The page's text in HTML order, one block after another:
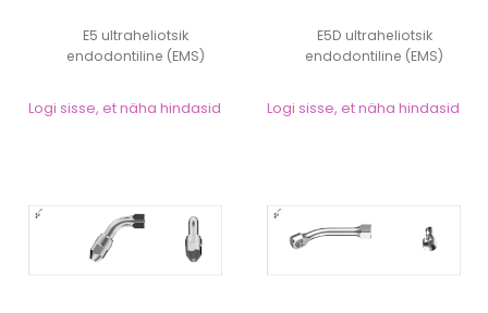
E5 ultraheliotsik
endodontiline (EMS)
Logi sisse, et näha hindasid
E5D ultraheliotsik
endodontiline (EMS)
Logi sisse, et näha hindasid